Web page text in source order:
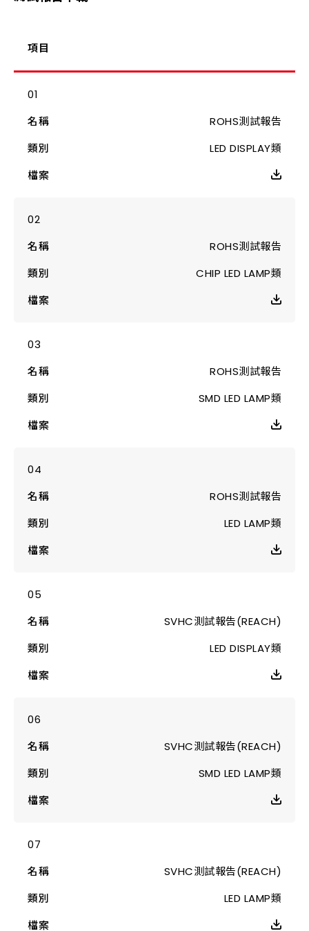
項目
ROHS測試報告
LED DISPLAY類
ROHS測試報告
CHIP LED LAMP類
ROHS測試報告
SMD LED LAMP類
ROHS測試報告
LED LAMP類
SVHC測試報告(REACH)
LED DISPLAY類
SVHC測試報告(REACH)
SMD LED LAMP類
SVHC測試報告(REACH)
LED LAMP類